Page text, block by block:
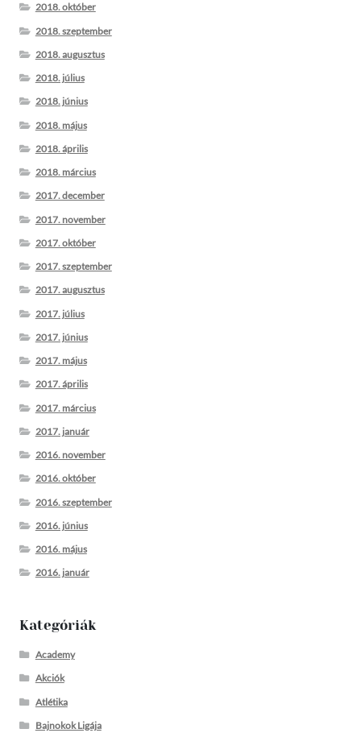
2018. október
2018. szeptember
2018. augusztus
2018. július
2018. június
2018. május
2018. április
2018. március
2017. december
2017. november
2017. október
2017. szeptember
2017. augusztus
2017. július
2017. június
2017. május
2017. április
2017. március
2017. január
2016. november
2016. október
2016. szeptember
2016. június
2016. május
2016. január
Kategóriák
Academy
Akciók
Atlétika
Bajnokok Ligája